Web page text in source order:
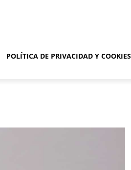
POLÍTICA DE PRIVACIDAD Y COOKIES